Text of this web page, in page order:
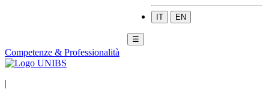
IT EN
☰
Competenze & Professionalità
|